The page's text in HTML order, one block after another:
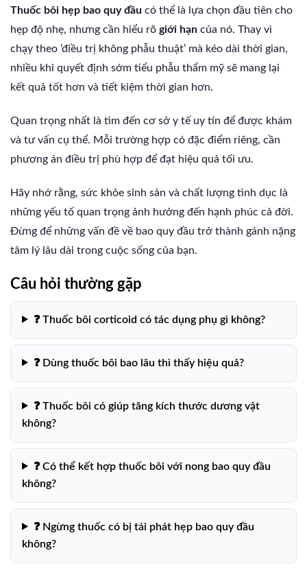
Thuốc bôi hẹp bao quy đầu có thể là lựa chọn đầu tiên cho
hẹp độ nhẹ, nhưng cần hiểu rõ giới hạn của nó. Thay vì
chạy theo ‘điều trị không phẫu thuật’ mà kéo dài thời gian,
nhiều khi quyết định sớm tiểu phẫu thẩm mỹ sẽ mang lại
kết quả tốt hơn và tiết kiệm thời gian hơn.
Quan trọng nhất là tìm đến cơ sở y tế uy tín để được khám
và tư vấn cụ thể. Mỗi trường hợp có đặc điểm riêng, cần
phương án điều trị phù hợp để đạt hiệu quả tối ưu.
Hãy nhớ rằng, sức khỏe sinh sản và chất lượng tình dục là
những yếu tố quan trọng ảnh hưởng đến hạnh phúc cả đời.
Đừng để những vấn đề về bao quy đầu trở thành gánh nặng
tâm lý lâu dài trong cuộc sống của bạn.
Câu hỏi thường gặp
❓ Thuốc bôi corticoid có tác dụng phụ gì không?
❓ Dùng thuốc bôi bao lâu thì thấy hiệu quả?
❓ Thuốc bôi có giúp tăng kích thước dương vật
không?
❓ Có thể kết hợp thuốc bôi với nong bao quy đầu
không?
❓ Ngừng thuốc có bị tái phát hẹp bao quy đầu
không?